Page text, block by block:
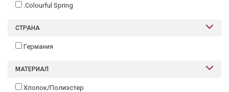
.Colourful Spring
СТРАНА
Германия
МАТЕРИАЛ
Хлопок/Полиэстер